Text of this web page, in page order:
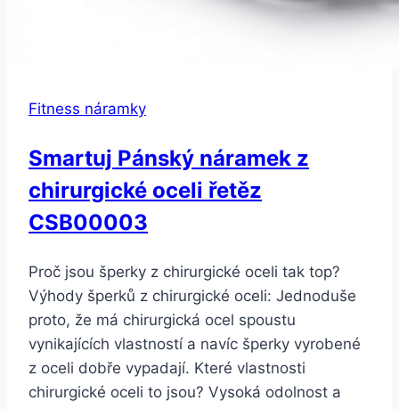
Fitness náramky
Smartuj Pánský náramek z
chirurgické oceli řetěz
CSB00003
Proč jsou šperky z chirurgické oceli tak top?
Výhody šperků z chirurgické oceli: Jednoduše
proto, že má chirurgická ocel spoustu
vynikajících vlastností a navíc šperky vyrobené
z oceli dobře vypadají. Které vlastnosti
chirurgické oceli to jsou? Vysoká odolnost a